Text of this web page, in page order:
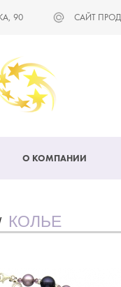
90 САЙТ
О КОМПАНИИ
КОЛЬЕ